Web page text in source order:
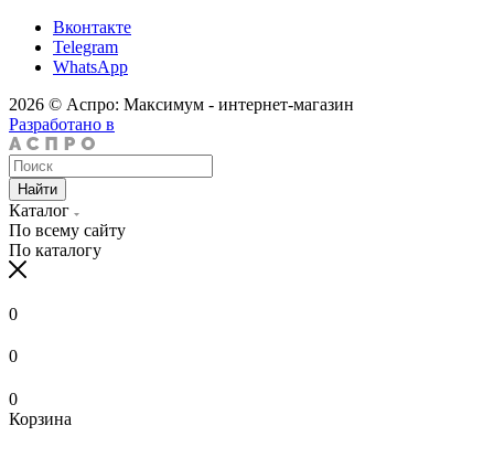
Вконтакте
Telegram
WhatsApp
2026 © Аспро: Максимум - интернет-магазин
Разработано в
Найти
Каталог
По всему сайту
По каталогу
0
0
0
Корзина